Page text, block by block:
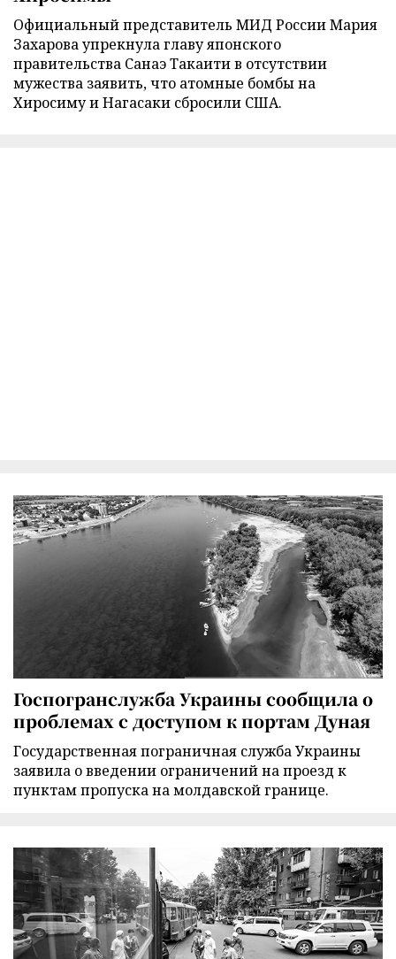
Официальный представитель МИД России Мария
Захарова упрекнула главу японского
правительства Санаэ Такаити в отсутствии
мужества заявить, что атомные бомбы на
Хиросиму и Нагасаки сбросили США.
Госпогранслужба Украины сообщила о
проблемах с доступом к портам Дуная
Государственная пограничная служба Украины
заявила о введении ограничений на проезд к
пунктам пропуска на молдавской границе.